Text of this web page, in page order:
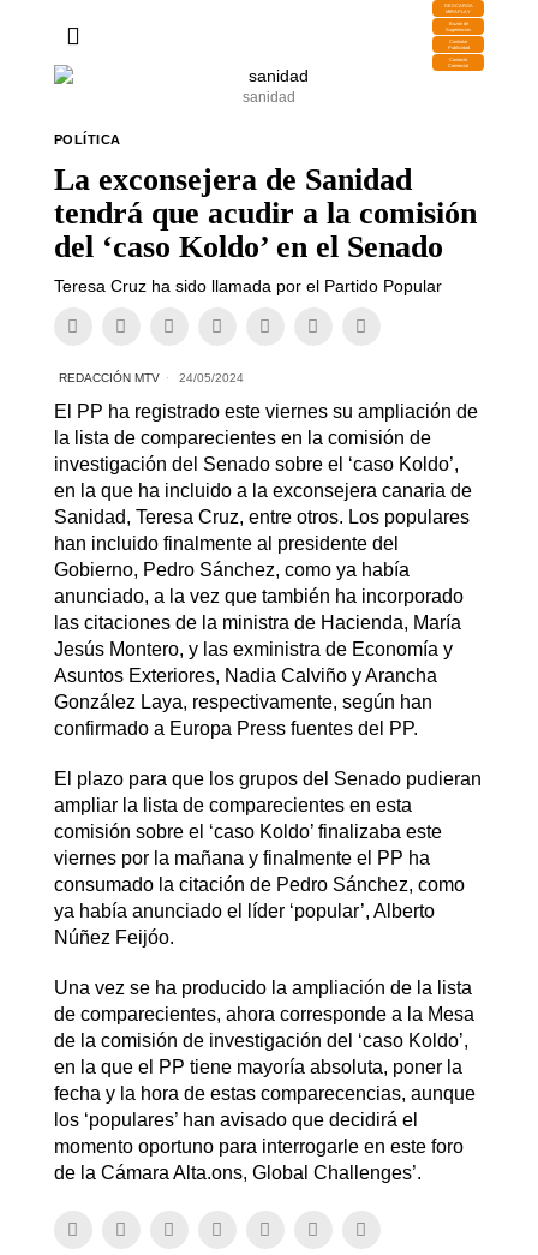
DESCARGA
MIRAPLAY
Buzón de
Sugerencias
Contratar
Publicidad
Contacto
Comercial
sanidad
POLÍTICA
La exconsejera de Sanidad
tendrá que acudir a la comisión
del ‘caso Koldo’ en el Senado
Teresa Cruz ha sido llamada por el Partido Popular
REDACCIÓN MTV 24/05/2024
El PP ha registrado este viernes su ampliación de
la lista de comparecientes en la comisión de
investigación del Senado sobre el ‘caso Koldo’,
en la que ha incluido a la exconsejera canaria de
Sanidad, Teresa Cruz, entre otros. Los populares
han incluido finalmente al presidente del
Gobierno, Pedro Sánchez, como ya había
anunciado, a la vez que también ha incorporado
las citaciones de la ministra de Hacienda, María
Jesús Montero, y las exministra de Economía y
Asuntos Exteriores, Nadia Calviño y Arancha
González Laya, respectivamente, según han
confirmado a Europa Press fuentes del PP.
El plazo para que los grupos del Senado pudieran
ampliar la lista de comparecientes en esta
comisión sobre el ‘caso Koldo’ finalizaba este
viernes por la mañana y finalmente el PP ha
consumado la citación de Pedro Sánchez, como
ya había anunciado el líder ‘popular’, Alberto
Núñez Feijóo.
Una vez se ha producido la ampliación de la lista
de comparecientes, ahora corresponde a la Mesa
de la comisión de investigación del ‘caso Koldo’,
en la que el PP tiene mayoría absoluta, poner la
fecha y la hora de estas comparecencias, aunque
los ‘populares’ han avisado que decidirá el
momento oportuno para interrogarle en este foro
de la Cámara Alta.ons, Global Challenges’.